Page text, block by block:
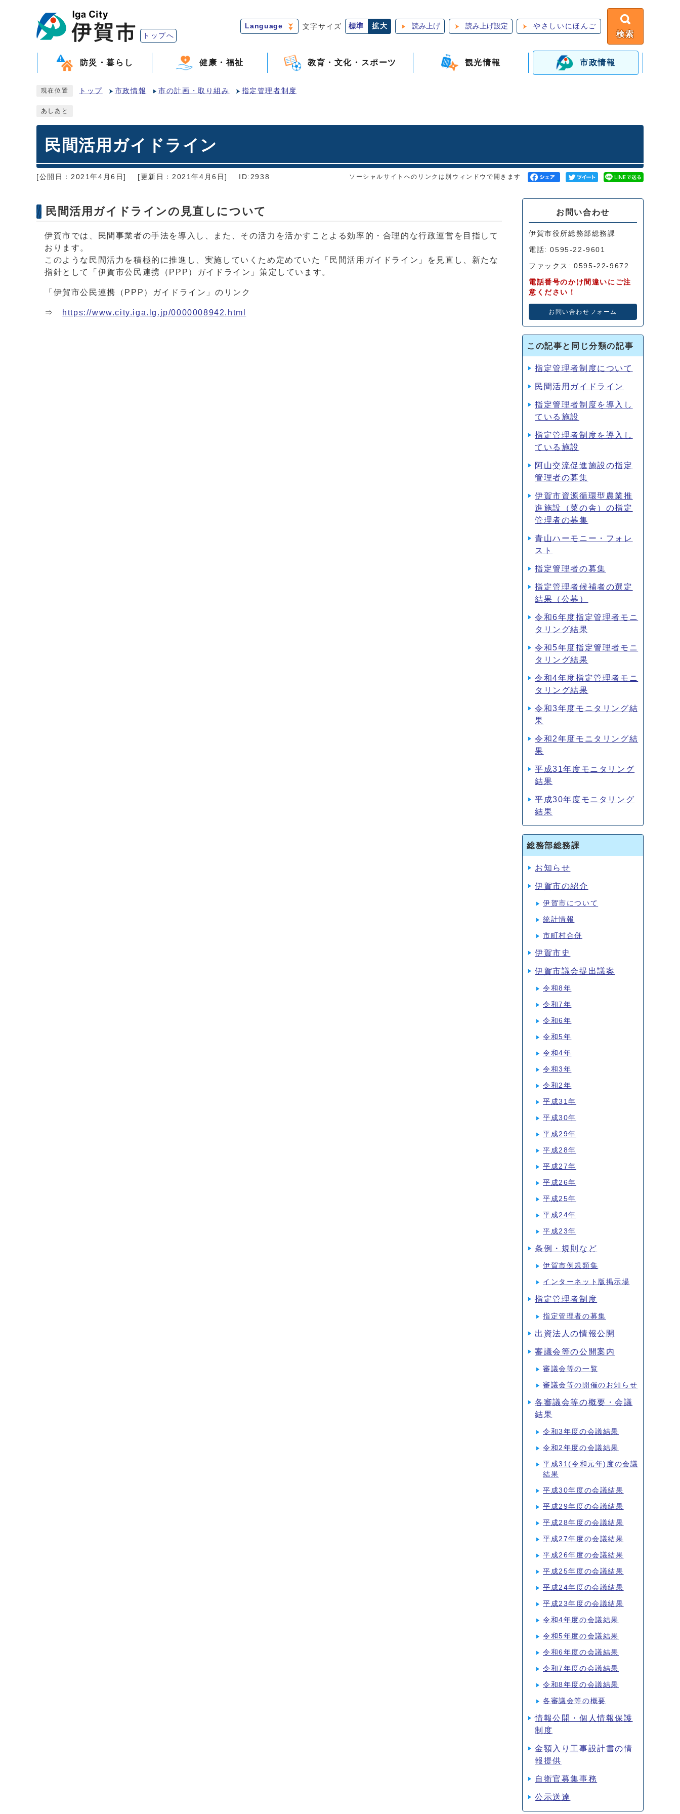
トップへ
Language 文字サイズ 標準 拡大 読み上げ 読み上げ設定 やさしいにほんご
検索
防災・暮らし 健康・福祉 教育・文化・スポーツ 観光情報 市政情報
現在位置 トップ 市政情報 市の計画・取り組み 指定管理者制度
あしあと
民間活用ガイドライン
[公開日：2021年4月6日] [更新日：2021年4月6日] ID:2938 ソーシャルサイトへのリンクは別ウィンドウで開きます
民間活用ガイドラインの見直しについて
伊賀市では、民間事業者の手法を導入し、また、その活力を活かすことよる効率的・合理的な行政運営を目指して
おります。
このような民間活力を積極的に推進し、実施していくため定めていた「民間活用ガイドライン」を見直し、新たな
指針として「伊賀市公民連携（PPP）ガイドライン」策定しています。
「伊賀市公民連携（PPP）ガイドライン」のリンク
⇒ https://www.city.iga.lg.jp/0000008942.html
お問い合わせ
伊賀市役所総務部総務課
電話: 0595-22-9601
ファックス: 0595-22-9672
電話番号のかけ間違いにご注
意ください！
お問い合わせフォーム
この記事と同じ分類の記事
指定管理者制度について
民間活用ガイドライン
指定管理者制度を導入し
ている施設
指定管理者制度を導入し
ている施設
阿山交流促進施設の指定
管理者の募集
伊賀市資源循環型農業推
進施設（菜の舎）の指定
管理者の募集
青山ハーモニー・フォレ
スト
指定管理者の募集
指定管理者候補者の選定
結果（公募）
令和6年度指定管理者モニ
タリング結果
令和5年度指定管理者モニ
タリング結果
令和4年度指定管理者モニ
タリング結果
令和3年度モニタリング結
果
令和2年度モニタリング結
果
平成31年度モニタリング
結果
平成30年度モニタリング
結果
総務部総務課
お知らせ
伊賀市の紹介
伊賀市について
統計情報
市町村合併
伊賀市史
伊賀市議会提出議案
令和8年
令和7年
令和6年
令和5年
令和4年
令和3年
令和2年
平成31年
平成30年
平成29年
平成28年
平成27年
平成26年
平成25年
平成24年
平成23年
条例・規則など
伊賀市例規類集
インターネット版掲示場
指定管理者制度
指定管理者の募集
出資法人の情報公開
審議会等の公開案内
審議会等の一覧
審議会等の開催のお知らせ
各審議会等の概要・会議
結果
令和3年度の会議結果
令和2年度の会議結果
平成31(令和元年)度の会議
結果
平成30年度の会議結果
平成29年度の会議結果
平成28年度の会議結果
平成27年度の会議結果
平成26年度の会議結果
平成25年度の会議結果
平成24年度の会議結果
平成23年度の会議結果
令和4年度の会議結果
令和5年度の会議結果
令和6年度の会議結果
令和7年度の会議結果
令和8年度の会議結果
各審議会等の概要
情報公開・個人情報保護
制度
金額入り工事設計書の情
報提供
自衛官募集事務
公示送達